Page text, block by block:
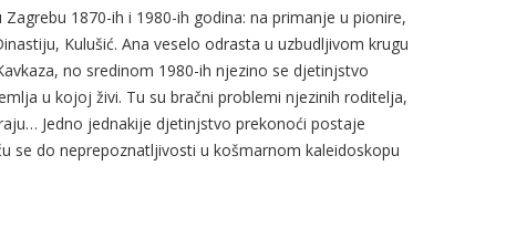
1870-ih i 1980-ih godina: na primanje u pionire,
Kulušić. Ana veselo odrasta u uzbudljivom krugu
no sredinom 1980-ih njezino se djetinjstvo
u kojoj živi. Tu su bračni problemi njezinih roditelja,
Jedno jednakije djetinjstvo prekonoći postaje
se do neprepoznatljivosti u košmarnom kaleidoskopu